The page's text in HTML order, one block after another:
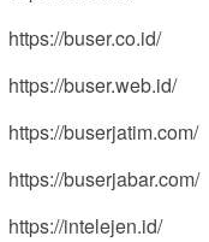
https://buser.co.id/
https://buser.web.id/
https://buserjatim.com/
https://buserjabar.com/
https://intelejen.id/